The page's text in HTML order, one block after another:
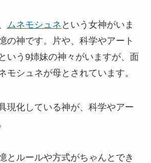
ムネモシュネ という女神がいま
の神です。片や、科学やアート
いう9姉妹の神々がいますが、面
モシュネが母とされています。
現化している神が、科学やアー
とルールや方式がちゃんとでき